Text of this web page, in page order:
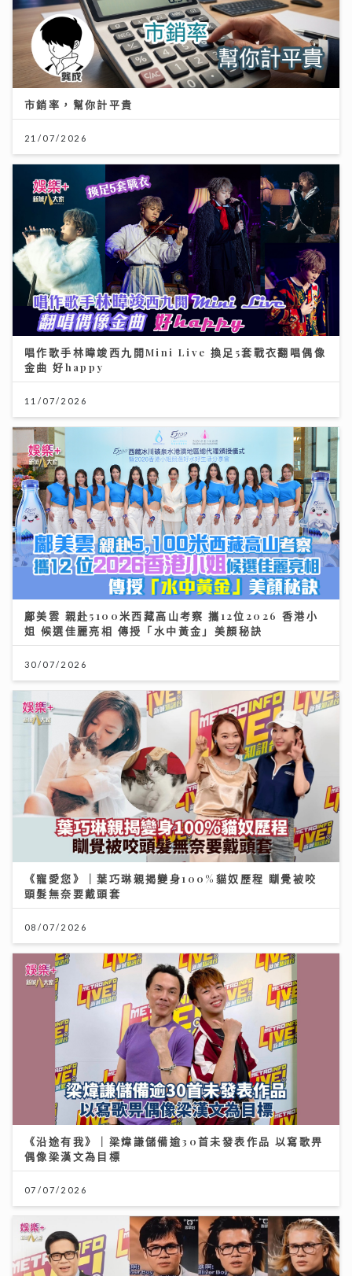
市銷率，幫你計平貴
21/07/2026
唱作歌手林暐竣西九開Mini Live 換足5套戰衣翻唱偶像
金曲 好happy
11/07/2026
鄺美雲 親赴5100米西藏高山考察 攜12位2026 香港小
姐 候選佳麗亮相 傳授「水中黃金」美顏秘訣
30/07/2026
《寵愛您》｜葉巧琳親揭變身100%貓奴歷程 瞓覺被咬
頭髮無奈要戴頭套
08/07/2026
《沿途有我》｜梁煒謙儲備逾30首未發表作品 以寫歌畀
偶像梁漢文為目標
07/07/2026